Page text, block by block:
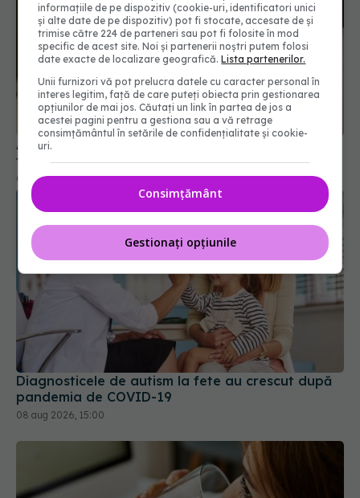
Alina Pușcău, diagnostic devastator! Am cinci
tumori și boala a ajuns la oase
04 aug 2026, 11:27
Diagnosticele de autism la fete au crescut după
pandemia de COVID-19
08 aug 2026, 15:00
informațiile de pe dispozitiv (cookie-uri, identificatori unici
și alte date de pe dispozitiv) pot fi stocate, accesate de și
trimise către 224 de parteneri sau pot fi folosite în mod
specific de acest site. Noi și partenerii noștri putem folosi
date exacte de localizare geografică.Lista partenerilor.
Unii furnizori vă pot prelucra datele cu caracter personal în
interes legitim, față de care puteți obiecta prin gestionarea
opțiunilor de mai jos. Căutați un link în partea de jos a
acestei pagini pentru a gestiona sau a vă retrage
consimțământul în setările de confidențialitate și cookie-
uri.
Consimțământ
Gestionați opțiunile